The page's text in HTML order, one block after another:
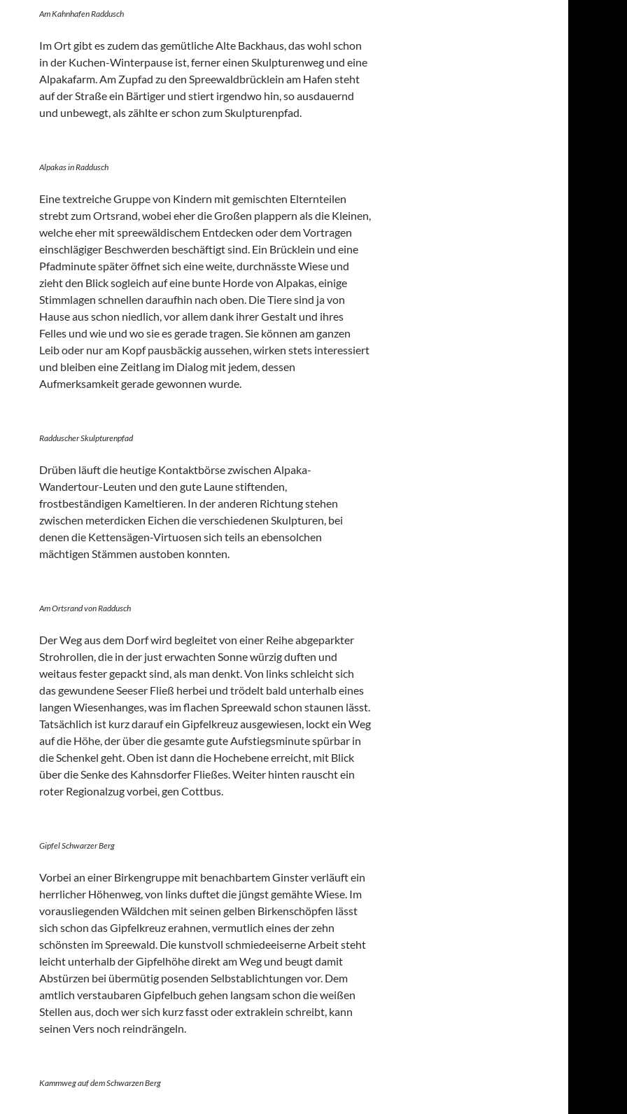
Am Kahnhafen Raddusch
Im Ort gibt es zudem das gemütliche Alte Backhaus, das wohl schon
in der Kuchen-Winterpause ist, ferner einen Skulpturenweg und eine
Alpakafarm. Am Zupfad zu den Spreewaldbrücklein am Hafen steht
auf der Straße ein Bärtiger und stiert irgendwo hin, so ausdauernd
und unbewegt, als zählte er schon zum Skulpturenpfad.
Alpakas in Raddusch
Eine textreiche Gruppe von Kindern mit gemischten Elternteilen
strebt zum Ortsrand, wobei eher die Großen plappern als die Kleinen,
welche eher mit spreewäldischem Entdecken oder dem Vortragen
einschlägiger Beschwerden beschäftigt sind. Ein Brücklein und eine
Pfadminute später öffnet sich eine weite, durchnässte Wiese und
zieht den Blick sogleich auf eine bunte Horde von Alpakas, einige
Stimmlagen schnellen daraufhin nach oben. Die Tiere sind ja von
Hause aus schon niedlich, vor allem dank ihrer Gestalt und ihres
Felles und wie und wo sie es gerade tragen. Sie können am ganzen
Leib oder nur am Kopf pausbäckig aussehen, wirken stets interessiert
und bleiben eine Zeitlang im Dialog mit jedem, dessen
Aufmerksamkeit gerade gewonnen wurde.
Radduscher Skulpturenpfad
Drüben läuft die heutige Kontaktbörse zwischen Alpaka-
Wandertour-Leuten und den gute Laune stiftenden,
frostbeständigen Kameltieren. In der anderen Richtung stehen
zwischen meterdicken Eichen die verschiedenen Skulpturen, bei
denen die Kettensägen-Virtuosen sich teils an ebensolchen
mächtigen Stämmen austoben konnten.
Am Ortsrand von Raddusch
Der Weg aus dem Dorf wird begleitet von einer Reihe abgeparkter
Strohrollen, die in der just erwachten Sonne würzig duften und
weitaus fester gepackt sind, als man denkt. Von links schleicht sich
das gewundene Seeser Fließ herbei und trödelt bald unterhalb eines
langen Wiesenhanges, was im flachen Spreewald schon staunen lässt.
Tatsächlich ist kurz darauf ein Gipfelkreuz ausgewiesen, lockt ein Weg
auf die Höhe, der über die gesamte gute Aufstiegsminute spürbar in
die Schenkel geht. Oben ist dann die Hochebene erreicht, mit Blick
über die Senke des Kahnsdorfer Fließes. Weiter hinten rauscht ein
roter Regionalzug vorbei, gen Cottbus.
Gipfel Schwarzer Berg
Vorbei an einer Birkengruppe mit benachbartem Ginster verläuft ein
herrlicher Höhenweg, von links duftet die jüngst gemähte Wiese. Im
vorausliegenden Wäldchen mit seinen gelben Birkenschöpfen lässt
sich schon das Gipfelkreuz erahnen, vermutlich eines der zehn
schönsten im Spreewald. Die kunstvoll schmiedeeiserne Arbeit steht
leicht unterhalb der Gipfelhöhe direkt am Weg und beugt damit
Abstürzen bei übermütig posenden Selbstablichtungen vor. Dem
amtlich verstaubaren Gipfelbuch gehen langsam schon die weißen
Stellen aus, doch wer sich kurz fasst oder extraklein schreibt, kann
seinen Vers noch reindrängeln.
Kammweg auf dem Schwarzen Berg